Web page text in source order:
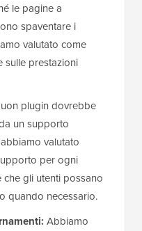
le pagine a
spaventare i
valutato come
sulle prestazioni
plugin dovrebbe
un supporto
valutato
per ogni
gli utenti possano
quando necessario.
Abbiamo